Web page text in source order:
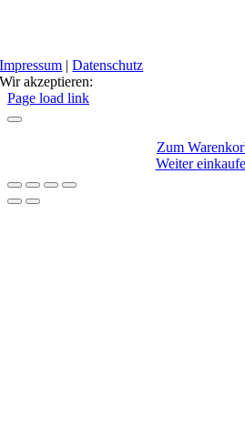
Impressum |Datenschutz
Wir akzeptieren:
Page load link
Zum
Weiter